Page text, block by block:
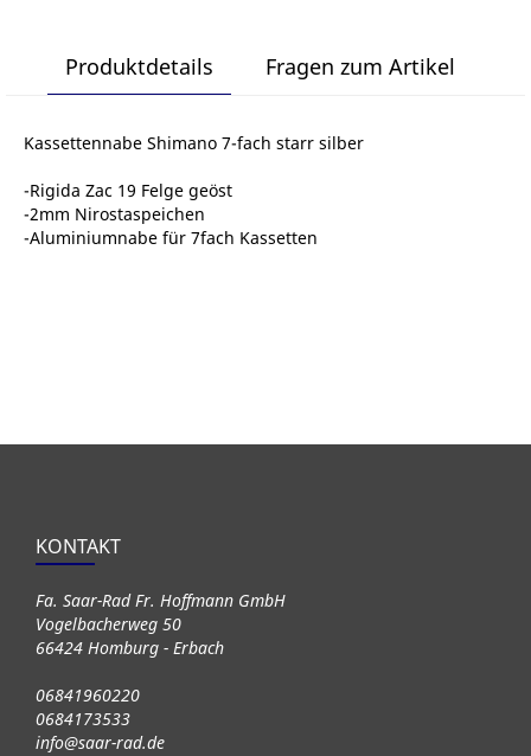
Produktdetails Fragen zum Artikel
Kassettennabe Shimano 7-fach starr silber
-Rigida Zac 19 Felge geöst
-2mm Nirostaspeichen
-Aluminiumnabe für 7fach Kassetten
KONTAKT
Fa. Saar-Rad Fr. Hoffmann GmbH
Vogelbacherweg 50
66424 Homburg - Erbach
06841960220
0684173533
info@saar-rad.de